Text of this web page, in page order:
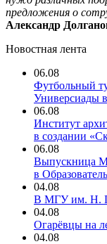
предложения о
Александр
Новостная лента
06.08
Футбольный
Универсиады
06.08
Институт
в создании
06.08
Выпускница
в
04.08
В МГУ им. Н.
04.08
Огарёвцы на
04.08